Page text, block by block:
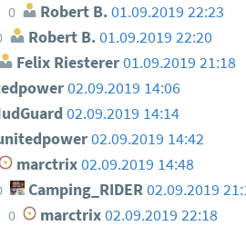
0 Robert B.01.09.2019 22:23
Robert B.01.09.2019 22:20
Felix Riesterer01.09.2019 21:18
02.09.2019 14:06
02.09.2019 14:14
02.09.2019 14:42
marctrix02.09.2019 14:48
Camping_RIDER02.09.2019
0 marctrix02.09.2019 22:18